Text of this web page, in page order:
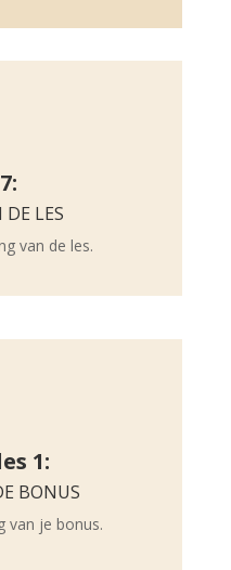
LES
van de les.
1:
BONUS
van je bonus.